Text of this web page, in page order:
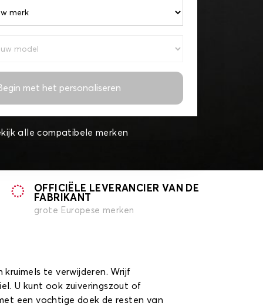
met het personaliseren
alle compatibele merken
OFFICIËLE LEVERANCIER VAN DE
FABRIKANT
grote Europese merken
te verwijderen. Wrijf
U kunt ook zuiveringszout of
een vochtige doek de resten van